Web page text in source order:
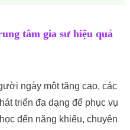
tâm gia sư hiệu quả
ngày một tăng cao, các
triển đa dạng để phục vụ
đến năng khiếu, chuyên